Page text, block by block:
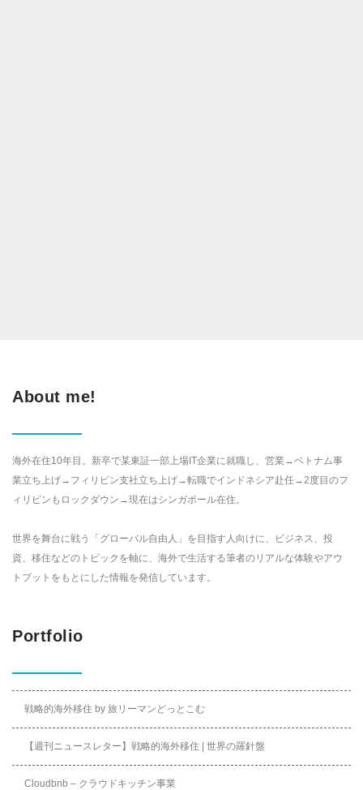
About me!
海外在住10年目。新卒で某東証一部上場IT企業に就職し、営業→ベトナム事
業立ち上げ→フィリピン支社立ち上げ→転職でインドネシア赴任→2度目のフ
ィリピンもロックダウン→現在はシンガポール在住。
世界を舞台に戦う「グローバル自由人」を目指す人向けに、ビジネス、投
資、移住などのトピックを軸に、海外で生活する筆者のリアルな体験やアウ
トプットをもとにした情報を発信しています。
Portfolio
戦略的海外移住 by 旅リーマンどっとこむ
【週刊ニュースレター】戦略的海外移住 | 世界の羅針盤
Cloudbnb – クラウドキッチン事業